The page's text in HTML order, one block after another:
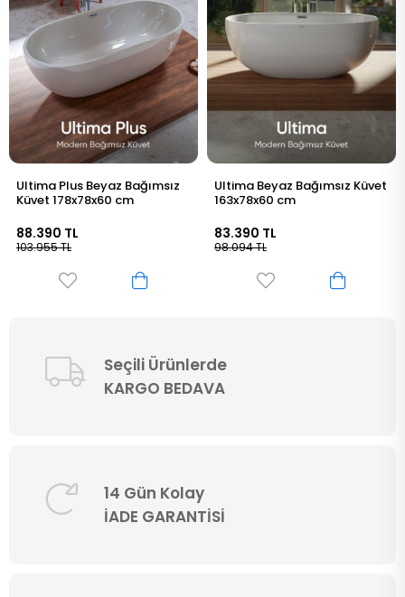
Ultima Beyaz Bağımsız Küvet
163x78x60 cm
83.390 TL
98.094 TL
Tekna Plus Beyaz Bağımsız
Küvet 176x80x60 cm
87.590 TL
103.025 TL
Seçili Ürünlerde
KARGO BEDAVA
14 Gün Kolay
İADE GARANTİSİ